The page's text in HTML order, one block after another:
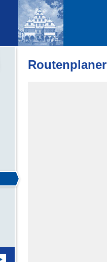
Routenplaner